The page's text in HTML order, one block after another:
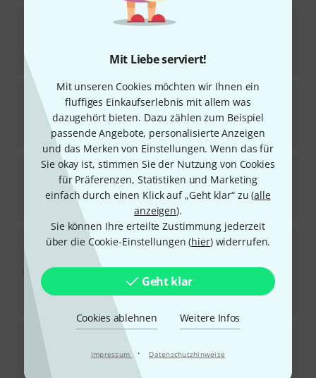
Mit Liebe serviert!
Mit unseren Cookies möchten wir Ihnen ein
fluffiges Einkaufserlebnis mit allem was
dazugehört bieten. Dazu zählen zum Beispiel
passende Angebote, personalisierte Anzeigen
und das Merken von Einstellungen. Wenn das für
Sie okay ist, stimmen Sie der Nutzung von Cookies
für Präferenzen, Statistiken und Marketing
einfach durch einen Klick auf „Geht klar“ zu (alle
anzeigen).
Sie können Ihre erteilte Zustimmung jederzeit
über die Cookie-Einstellungen (hier) widerrufen.
Geht klar
Cookies ablehnen Weitere Infos
Impressum · Datenschutzhinweise
AmaranT4c LED Tube
€
Fun Generation LED Puck ONE Set of 4 Bundle
Sofort lieferbar
99 €
Ape LabsNeon Stripe 5.0M
1
Sofort lieferbar
ShowtecUV LED Bar 100cm 18x3W
Sofort lieferbar
UVP:255,85 €
-33%
Ape LabsDouble Wall Maxi V2 15° Grey
Sofort lieferbar